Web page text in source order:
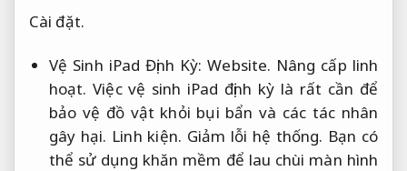
Cài đặt.
Vệ Sinh iPad Định Kỳ:Website. Nâng cấp linh
hoạt. Việc vệ sinh iPad định kỳ là rất cần để
bảo vệ đồ vật khỏi bụi bẩn và các tác nhân
gây hại. Linh kiện. Giảm lỗi hệ thống. Bạn có
thể sử dụng khăn mềm để lau chùi màn hình